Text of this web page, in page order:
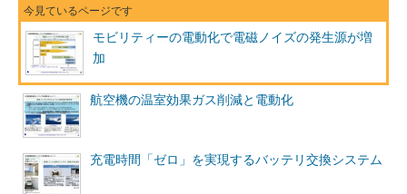
モビリティーの電動化で電磁ノイズの発生源が増
加
航空機の温室効果ガス削減と電動化
充電時間「ゼロ」を実現するバッテリ交換システム